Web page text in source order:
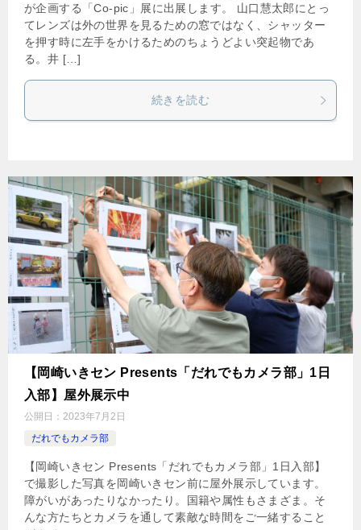
が企画する「Co-pic」展に出展します。 山口慧太郎にとっ
てレンズは外の世界を見るための窓ではなく、シャッター
を押す時に左手をかけるためのちょうどよい突起物であ
る。井 […]
続きを読む
【岡崎いきセン Presents「だれでもカメラ部」1日
入部】屋外展示中
公開日： 2023年7月2日
だれでもカメラ部
【岡崎いきセン Presents「だれでもカメラ部」1日入部】
で撮影した写真を岡崎いきセン前に屋外展示しています。
障がいがあったりなかったり。国籍や属性もさまざま。そ
んな方たちとカメラを通して素敵な時間をご一緒すること